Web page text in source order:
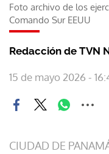
Foto archivo de los
Comando Sur EEUU
Redacción de TVN
15 de mayo 2026 -
CIUDAD DE